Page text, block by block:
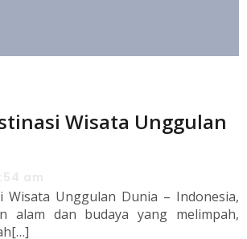
Wisata Unggulan
Wisata Unggulan Dunia – Indonesia,
alam dan budaya yang melimpah,